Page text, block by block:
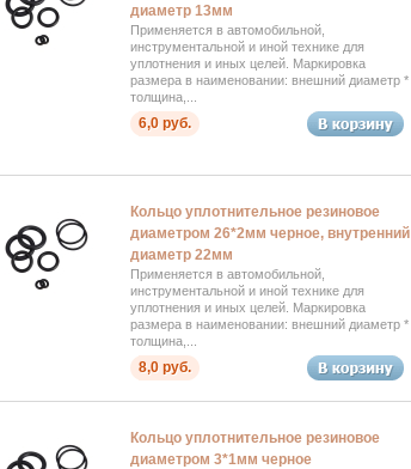
диаметр 13мм
Применяется в автомобильной,
инструментальной и иной технике для
уплотнения и иных целей. Маркировка
размера в наименовании: внешний диаметр *
толщина,...
6,0 руб.
Кольцо уплотнительное резиновое
диаметром 26*2мм черное, внутренний
диаметр 22мм
Применяется в автомобильной,
инструментальной и иной технике для
уплотнения и иных целей. Маркировка
размера в наименовании: внешний диаметр *
толщина,...
8,0 руб.
Кольцо уплотнительное резиновое
диаметром 3*1мм черное